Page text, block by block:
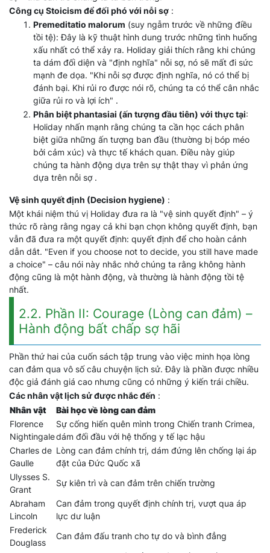
Công cụ Stoicism để đối phó với nỗi sợ :
Premeditatio malorum (suy ngẫm trước về những điều
tồi tệ): Đây là kỹ thuật hình dung trước những tình huống
xấu nhất có thể xảy ra. Holiday giải thích rằng khi chúng
ta dám đối diện và "định nghĩa" nỗi sợ, nó sẽ mất đi sức
mạnh đe dọa. "Khi nỗi sợ được định nghĩa, nó có thể bị
đánh bại. Khi rủi ro được nói rõ, chúng ta có thể cân nhắc
giữa rủi ro và lợi ích" .
Phân biệt phantasiai (ấn tượng đầu tiên) với thực tại:
Holiday nhấn mạnh rằng chúng ta cần học cách phân
biệt giữa những ấn tượng ban đầu (thường bị bóp méo
bởi cảm xúc) và thực tế khách quan. Điều này giúp
chúng ta hành động dựa trên sự thật thay vì phản ứng
dựa trên nỗi sợ .
Vệ sinh quyết định (Decision hygiene) :
Một khái niệm thú vị Holiday đưa ra là "vệ sinh quyết định" – ý
thức rõ ràng rằng ngay cả khi bạn chọn không quyết định, bạn
vẫn đã đưa ra một quyết định: quyết định để cho hoàn cảnh
dẫn dắt. "Even if you choose not to decide, you still have made
a choice" – câu nói này nhắc nhở chúng ta rằng không hành
động cũng là một hành động, và thường là hành động tồi tệ
nhất.
2.2. Phần II: Courage (Lòng can đảm) –
Hành động bất chấp sợ hãi
Phần thứ hai của cuốn sách tập trung vào việc minh họa lòng
can đảm qua vô số câu chuyện lịch sử. Đây là phần được nhiều
độc giả đánh giá cao nhưng cũng có những ý kiến trái chiều.
Các nhân vật lịch sử được nhắc đến :
Nhân vật
Bài học về lòng can đảm
Florence
Nightingale
Sự cống hiến quên mình trong Chiến tranh Crimea,
dám đối đầu với hệ thống y tế lạc hậu
Charles de
Gaulle
Lòng can đảm chính trị, dám đứng lên chống lại áp
đặt của Đức Quốc xã
Ulysses S.
Grant
Sự kiên trì và can đảm trên chiến trường
Abraham
Lincoln
Can đảm trong quyết định chính trị, vượt qua áp
lực dư luận
Frederick
Douglass
Can đảm đấu tranh cho tự do và bình đẳng